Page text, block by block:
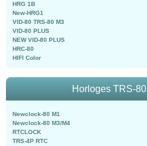
HRG 1B
New-HRG1
VID-80 TRS-80 M3
VID-80 PLUS
NEW VID-80 PLUS
HRC-80
HIFI Color
Horloges TRS-
Newclock-80 M1
Newclock-80 M3/M4
RTCLOCK
TRS-4P RTC